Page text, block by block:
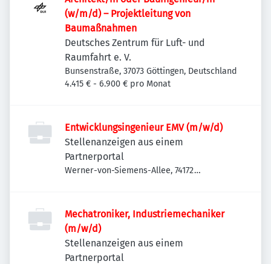
(w/m/d) – Projekt­leitung von
Baumaßnahmen
Deutsches Zentrum für Luft- und
Raumfahrt e. V.
Bunsenstraße, 37073 Göttingen, Deutschland
4.415 € - 6.900 € pro Monat
Entwicklungsingenieur EMV (m/w/d)
Stellenanzeigen aus einem
Partnerportal
Werner-von-Siemens-Allee, 74172
Mechatroniker, Industriemechaniker
(m/w/d)
Stellenanzeigen aus einem
Partnerportal